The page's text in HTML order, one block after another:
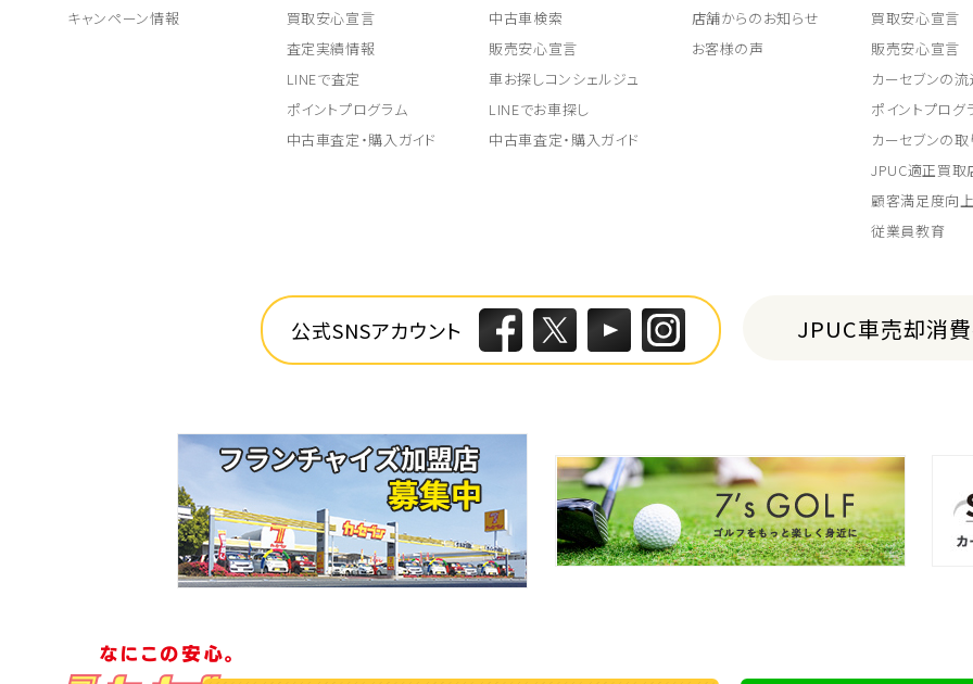
キャンペーン情報
買取安心宣言
査定実績情報
LINEで査定
ポイントプログラム
中古車査定・購入ガイド
中古車検索
販売安心宣言
車お探しコンシェルジュ
LINEでお車探し
中古車査定・購入ガイド
店舗からのお知らせ
お客様の声
買取安心宣言
販売安心宣言
カーセブンの
ポイントプログ
カーセブンの
JPUC適正買取
顧客満足度向
従業員教育
公式SNSアカウント JPUC車売却消